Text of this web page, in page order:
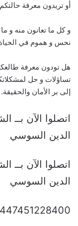
أو تريدون معرفة
و كل ما تعانون منه و
نحس و هموم في الحياة
هل تودون معرفة
تساؤلات و حل
إلى بر الأمان والحقيقة.
اتصلوا الآن بــ
الدين السوسي
اتصلوا الآن بــ
الدين السوسي